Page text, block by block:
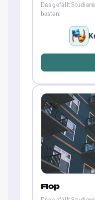
Das gefällt
besten:
Flop